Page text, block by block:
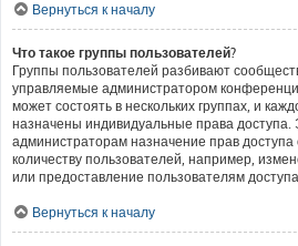
Вернуться к началу
Что такое группы пользователей?
Группы пользователей разбивают
управляемые администратором
может состоять в нескольких группах, и
назначены индивидуальные права доступа.
администраторам назначение прав
количеству пользователей, например,
или предоставление пользователям
Вернуться к началу